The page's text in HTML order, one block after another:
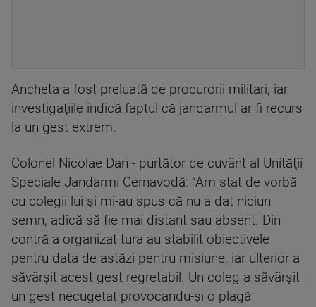
Ancheta a fost preluată de procurorii militari, iar
investigaţiile indică faptul că jandarmul ar fi recurs
la un gest extrem.
Colonel Nicolae Dan - purtător de cuvânt al Unităţii
Speciale Jandarmi Cernavodă: ”Am stat de vorbă
cu colegii lui şi mi-au spus că nu a dat niciun
semn, adică să fie mai distant sau absent. Din
contră a organizat tura au stabilit obiectivele
pentru data de astăzi pentru misiune, iar ulterior a
săvârşit acest gest regretabil. Un coleg a săvârşit
un gest necugetat provocandu-şi o plagă